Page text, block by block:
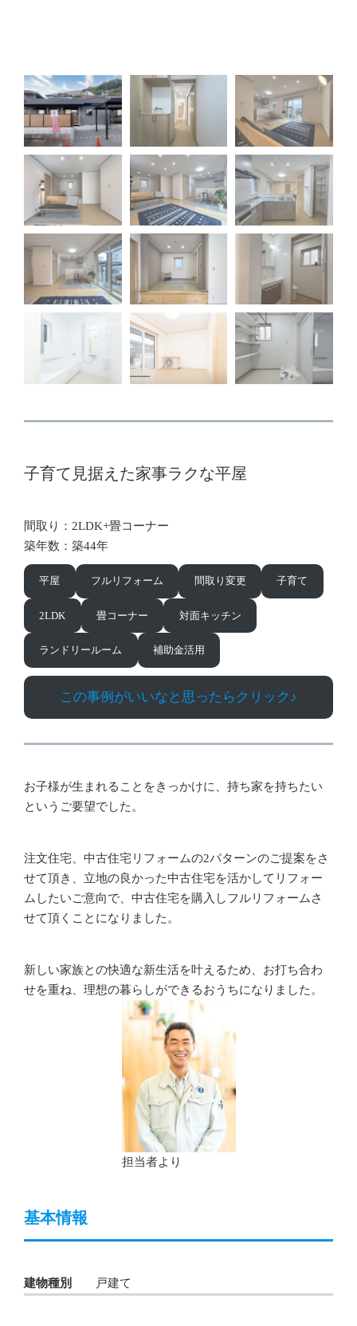
子育て見据えた家事ラクな平屋
間取り：2LDK+畳コーナー
築年数：築44年
平屋 フルリフォーム 間取り変更 子育て
2LDK 畳コーナー 対面キッチン
ランドリールーム 補助金活用
この事例がいいなと思ったらクリック♪
お子様が生まれることをきっかけに、持ち家を持ちたい
というご要望でした。
注文住宅、中古住宅リフォームの2パターンのご提案をさ
せて頂き、立地の良かった中古住宅を活かしてリフォー
ムしたいご意向で、中古住宅を購入しフルリフォームさ
せて頂くことになりました。
新しい家族との快適な新生活を叶えるため、お打ち合わ
せを重ね、理想の暮らしができるおうちになりました。
担当者より
基本情報
建物種別 戸建て